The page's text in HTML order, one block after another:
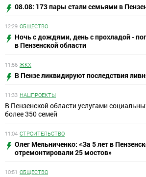
08.08: 173 пары стали семьями в
12:29 ОБЩЕСТВО
Ночь с дождями, день с прохладой -
в Пензенской области
11:56 ЖКХ
В Пензе ликвидируют последствия
11:33 НАЦПРОЕКТЫ
В Пензенской области услугами
более 350 семей
11:04 СТРОИТЕЛЬСТВО
Олег Мельниченко: «За 5 лет в
отремонтировали 25 мостов»
10:51 ОБЩЕСТВО